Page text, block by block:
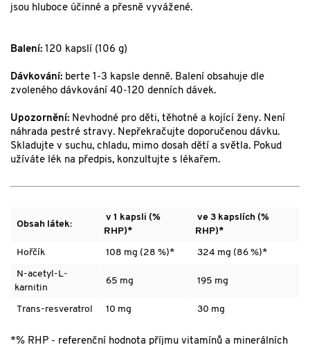
jsou hluboce účinné a přesně vyvážené.
Balení: 120 kapslí (106 g)
Dávkování: berte 1-3 kapsle denně. Balení obsahuje dle
zvoleného dávkování 40-120 denních dávek.
Upozornění: Nevhodné pro děti, těhotné a kojící ženy. Není
náhrada pestré stravy. Nepřekračujte doporučenou dávku.
Skladujte v suchu, chladu, mimo dosah dětí a světla. Pokud
užíváte lék na předpis, konzultujte s lékařem.
Obsah látek:
v 1 kapsli (%
RHP)*
ve 3 kapslích (%
RHP)*
Hořčík 108 mg (28 %)* 324 mg (86 %)*
N-acetyl-L-
karnitin
65 mg 195 mg
Trans-resveratrol 10 mg 30 mg
*% RHP - referenční hodnota příjmu vitamínů a minerálních